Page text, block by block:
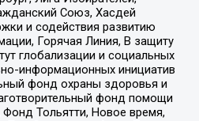
Союз, Хасдей
и содействия развитию
Горячая Линия, В защиту
глобализации и социальных
информационных инициатив
фонд охраны здоровья и
фонд помощи
Тольятти, Новое время,